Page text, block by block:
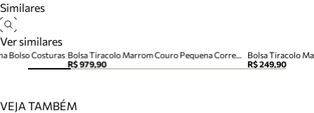
Similares
Ver similares
Bolsa Tiracolo Marrom Couro Pequena Corrente
R$ 979,90
Bolsa Tiracolo
R$ 249,90
Bolso Costuras
VEJA TAMBÉM